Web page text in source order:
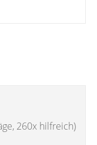
260x hilfreich)